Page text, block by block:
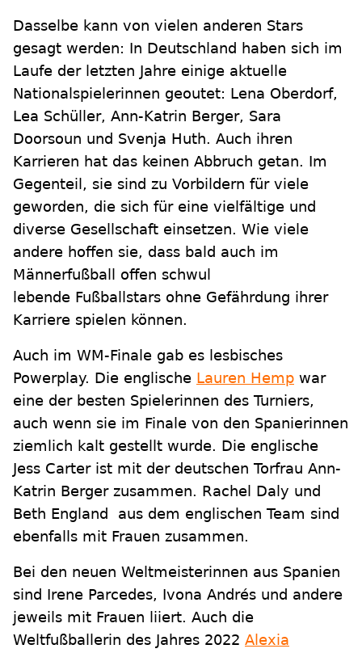
Dasselbe kann von vielen anderen Stars
gesagt werden: In Deutschland haben sich im
Laufe der letzten Jahre einige aktuelle
Nationalspielerinnen geoutet: Lena Oberdorf,
Lea Schüller, Ann-Katrin Berger, Sara
Doorsoun und Svenja Huth. Auch ihren
Karrieren hat das keinen Abbruch getan. Im
Gegenteil, sie sind zu Vorbildern für viele
geworden, die sich für eine vielfältige und
diverse Gesellschaft einsetzen. Wie viele
andere hoffen sie, dass bald auch im
Männerfußball offen schwul
lebende Fußballstars ohne Gefährdung ihrer
Karriere spielen können.
Auch im WM-Finale gab es lesbisches
Powerplay. Die englische Lauren Hemp war
eine der besten Spielerinnen des Turniers,
auch wenn sie im Finale von den Spanierinnen
ziemlich kalt gestellt wurde. Die englische
Jess Carter ist mit der deutschen Torfrau Ann-
Katrin Berger zusammen. Rachel Daly und
Beth England aus dem englischen Team sind
ebenfalls mit Frauen zusammen.
Bei den neuen Weltmeisterinnen aus Spanien
sind Irene Parcedes, Ivona Andrés und andere
jeweils mit Frauen liiert. Auch die
Weltfußballerin des Jahres 2022 Alexia